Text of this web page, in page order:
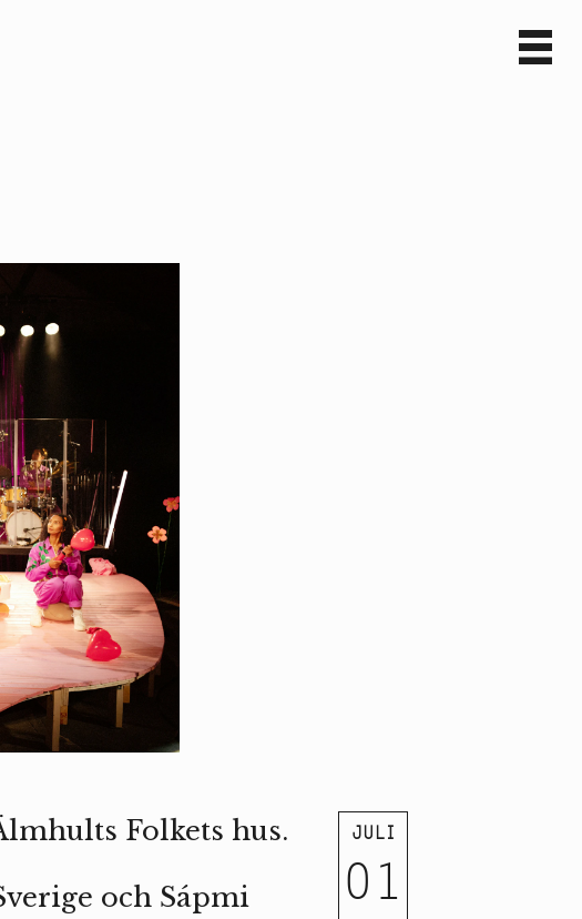
JULI
01
Folkets hus.
och Sápmi